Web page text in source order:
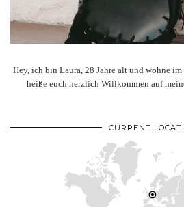
Hey, ich bin Laura, 28 Jahre alt und wohne
heiße euch herzlich Willkommen auf
CURRENT